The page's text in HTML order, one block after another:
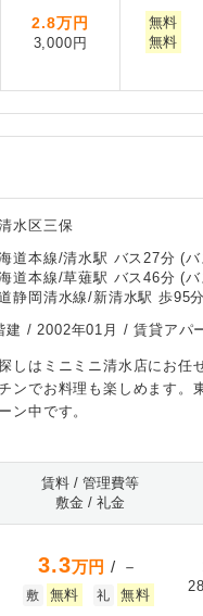
2.8万円
3,000円
無料
無料
水区三保
道本線/清水駅 バス27分 (
道本線/草薙駅 バス46分 (
静岡清水線/新清水駅 歩95分
建 /2002年01月 / 賃貸アパ
しはミニミニ清水店にお任
ンでお料理も楽しめます。
ン中です。
賃料 / 管理費等
敷金 / 礼金
3.3万円 / －
敷 無料 礼 無料